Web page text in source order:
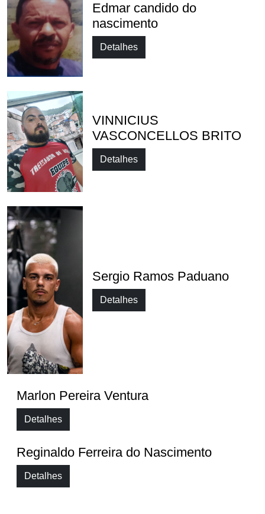
Edmar candido do
nascimento
Detalhes
VINNICIUS
VASCONCELLOS BRITO
Detalhes
Sergio Ramos Paduano
Detalhes
Marlon Pereira Ventura
Detalhes
Reginaldo Ferreira do Nascimento
Detalhes